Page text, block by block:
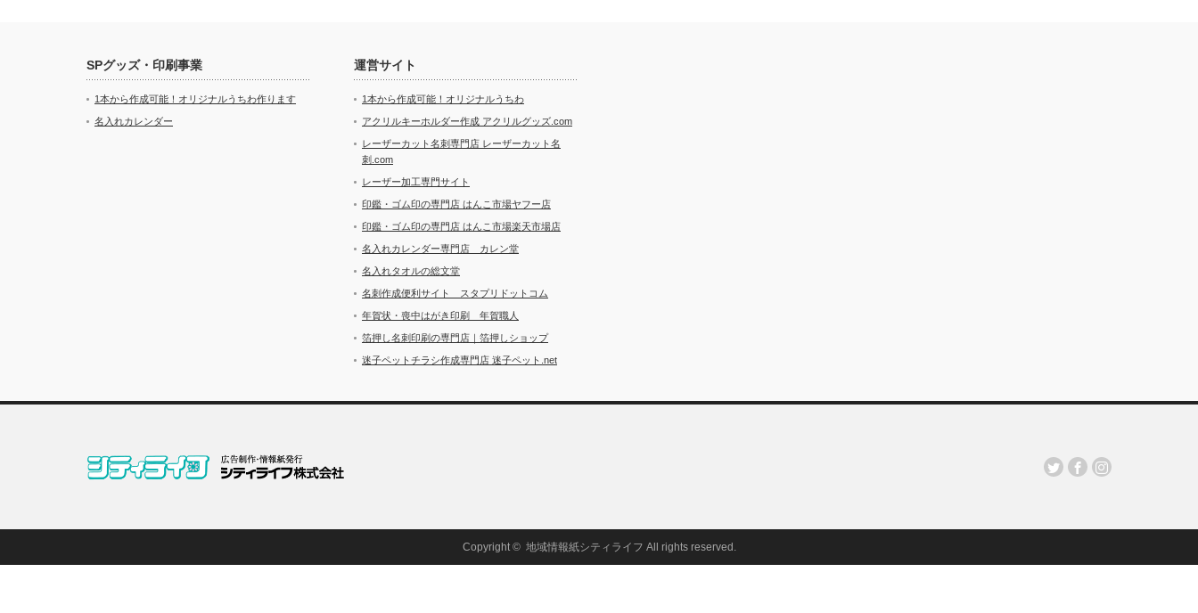
SPグッズ・印刷事業
1本から作成可能！オリジナルうちわ作ります
名入れカレンダー
運営サイト
1本から作成可能！オリジナルうちわ
アクリルキーホルダー作成 アクリルグッズ.com
レーザーカット名刺専門店 レーザーカット名
刺.com
レーザー加工専門サイト
印鑑・ゴム印の専門店 はんこ市場ヤフー店
印鑑・ゴム印の専門店 はんこ市場楽天市場店
名入れカレンダー専門店 カレン堂
名入れタオルの総文堂
名刺作成便利サイト スタプリドットコム
年賀状・喪中はがき印刷 年賀職人
箔押し名刺印刷の専門店｜箔押しショップ
迷子ペットチラシ作成専門店 迷子ペット.net
Copyright © 地域情報紙シティライフ All rights reserved.